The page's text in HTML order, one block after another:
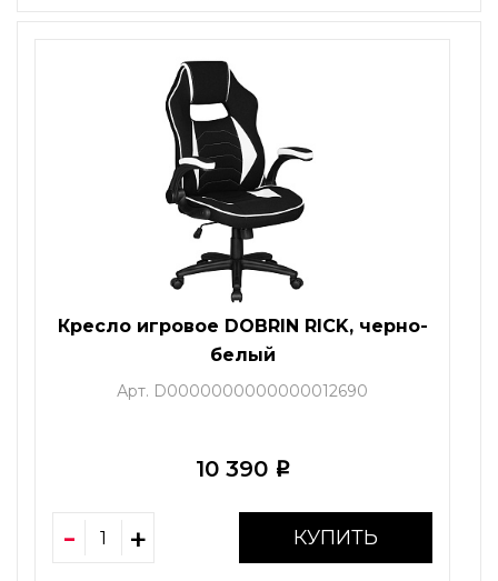
Кресло игровое DOBRIN RICK, черно-
белый
Арт. D0000000000000012690
10 390 i
КУПИТЬ